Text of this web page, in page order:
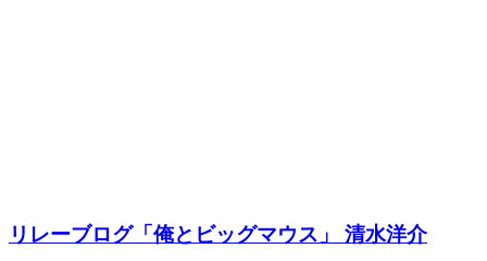
リレーブログ「俺とビッグマウス」 清水洋介